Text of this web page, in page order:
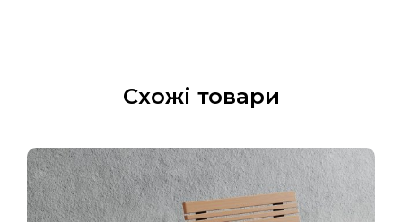
Схожі товари